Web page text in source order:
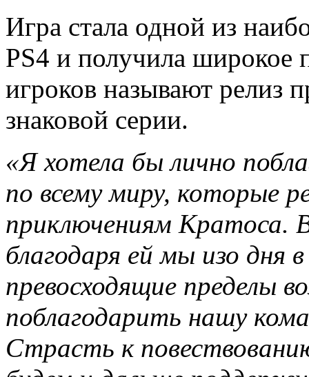
Игра стала одной из
PS4 и получила широкое
игроков называют релиз
знаковой серии.
«Я хотела бы лично
по всему миру, которые
приключениям
благодаря ей мы изо дня
превосходящие пределы
поблагодарить нашу
Страсть к